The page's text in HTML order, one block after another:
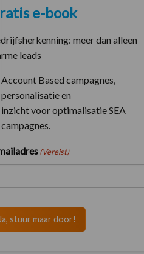
e-book
meer dan alleen
leads
Account Based campagnes,
personalisatie en
inzicht voor optimalisatie SEA
campagnes.
(Vereist)
Ja, stuur maar door!